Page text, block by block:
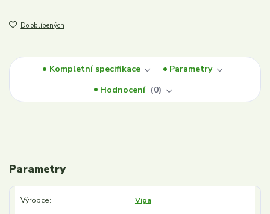
Do oblíbených
Kompletní specifikace
Parametry
Hodnocení
0
Parametry
Výrobce Viga